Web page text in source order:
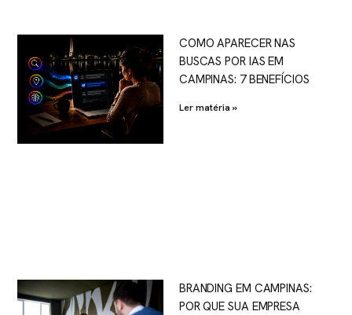
COMO APARECER NAS
BUSCAS POR IAS EM
CAMPINAS: 7 BENEFÍCIOS
Ler matéria »
BRANDING EM CAMPINAS:
POR QUE SUA EMPRESA